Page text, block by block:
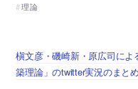
理論
槇文彦・磯崎新・原広司に
築理論」のtwitter実況のまと